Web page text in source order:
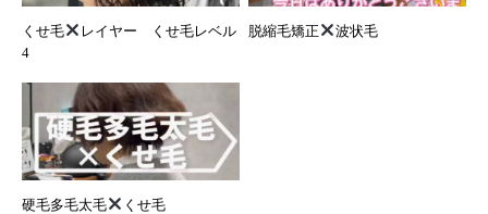
くせ毛
レイヤー くせ毛レベル
4
脱縮毛矯正 波状毛
硬毛多毛太毛 くせ毛